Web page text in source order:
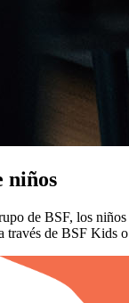
niños
de BSF, los
través de BSF Kids